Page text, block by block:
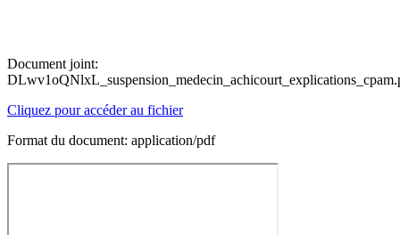
Document joint:
Cliquez pour accéder au fichier
Format du document: application/pdf